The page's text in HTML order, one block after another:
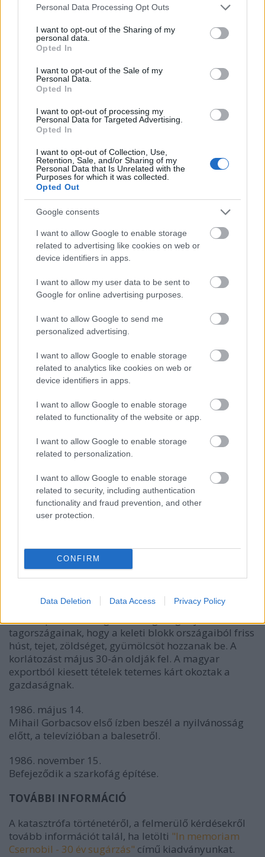
Please note that this website/app uses one or more Google
not limited to your visit or usage behaviour. You may click to
grant or deny consent to Google and its third-party tags to
use your data for below specified purposes in below Google
consent section.
Personal Data Processing Opt Outs
I want to opt-out of the Sharing of my
personal data.
Opted In
I want to opt-out of the Sale of my
Personal Data.
Opted In
I want to opt-out of processing my
Personal Data for Targeted Advertising.
Opted In
I want to opt-out of Collection, Use,
Retention, Sale, and/or Sharing of my
Personal Data that Is Unrelated with the
Purposes for which it was collected.
Opted Out
Google consents
I want to allow Google to enable storage
related to advertising like cookies on web or
device identifiers in apps.
I want to allow my user data to be sent to
Google for online advertising purposes.
I want to allow Google to send me
personalized advertising.
I want to allow Google to enable storage
related to analytics like cookies on web or
device identifiers in apps.
I want to allow Google to enable storage
related to functionality of the website or app.
I want to allow Google to enable storage
related to personalization.
I want to allow Google to enable storage
related to security, including authentication
functionality and fraud prevention, and other
user protection.
CONFIRM
Data Deletion Data Access Privacy Policy
10:00 Megkezdik az elpusztult reaktor helyén égő
kilométerre fekvő Pripjaty 50 ezres lakosságának
evakuálását.
1986. április 28.
A reggeli órákban Svédországban rájönnek, hogy a
Szovjetunióban atomerőművi baleset történhetett.
Svédország diplomáciai úton kér felvilágosítást
Moszkvától. A szovjet kormányszervek tagadnak.
21:00 A Szovjetunió hivatalos hírügynöksége, a
Szovjet Távirati Ügynökség kiadja az első jelentést a
balesetről.
1986. április 29.
A magyar Külügyminisztérium – a hozzáférhető
iratok szerint – a helyszínről csak a hivatalos szovjet
(Energetikai szakemberek, kutatók már az előző
napokban is kaptak nem hivatalos tájékoztatást
svéd, finn, lengyel intézetektől.) Ekkor még senki nem
mérőállomásokon elrendelték a „rendkívüli
mintavételt”.
1986. április 30.
Svédország, Dánia és Norvégia importkorlátozást
jelent be a szocialista országokkal szemben. Az
embargóhoz a többi nyugati ország is csatlakozott.
A szovjet miniszterelnök (Nyikolaj Rizskov) a baleset
helyszínére látogat. Döntés születik arról, hogy az
1986. május 6.
foglalkozik először az üggyel.
1986. május 6-7.
Kiszivattyúzzák a vizet a reaktor alatti tartályból,
1986. május 10.
A tüzet elfojtják. Elkezdik a tervek kidolgozását a
reaktor betemetésére, a környék megtisztítására.
1986. május 12.
Az Európai Gazdasági Közösség megtiltja
tagországainak, hogy a keleti blokk országaiból friss
húst, tejet, zöldséget, gyümölcsöt hozzanak be. A
korlátozást május 30-án oldják fel. A magyar
exportból kiesett tételek tetemes kárt okoztak a
gazdaságnak.
1986. május 14.
Mihail Gorbacsov első ízben beszél a nyilvánosság
előtt, a televízióban a balesetről.
1986. november 15.
Befejeződik a szarkofág építése.
TOVÁBBI INFORMÁCIÓ
A katasztrófa történetéről, a felmerülő kérdésekről
tovább információt talál, ha letölti "In memoriam
Csernobil - 30 év sugárzás" című kiadványunkat.